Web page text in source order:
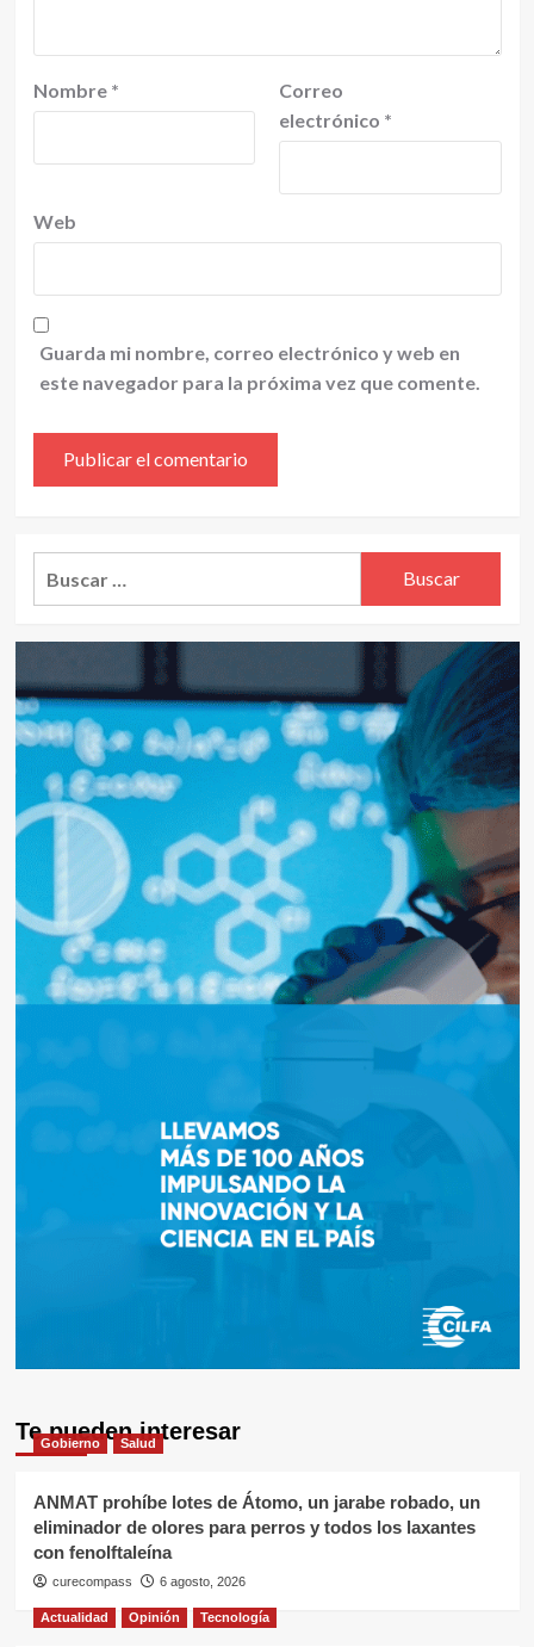
Nombre *
Correo
electrónico *
Web
Guarda mi nombre, correo electrónico y web en
este navegador para la próxima vez que comente.
Te pueden interesar
Gobierno Salud
ANMAT prohíbe lotes de Átomo, un jarabe robado, un
eliminador de olores para perros y todos los laxantes
con fenolftaleína
curecompass 6 agosto, 2026
Actualidad Opinión Tecnología